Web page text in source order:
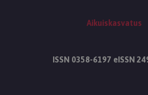
Aikuiskasvatus
ISSN 0358-6197 eISSN